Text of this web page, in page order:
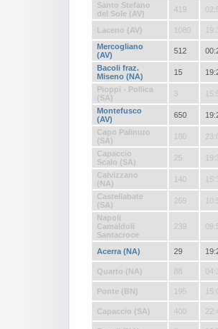
Santo Stefano
del Sole (AV)
419
Laceno (AV) 1080
Mercogliano
(AV)
512
Bacoli fraz.
Miseno (NA)
15
Pioppi - Pollica
(SA)
3
Montefusco
(AV)
650
Capo Palinuro
(SA)
180
Capaccio
Scalo (SA)
25
Calvizzano
(NA)
140
Castellabate
(SA)
269
Napoli
Camaldoli
Santacroce
239
Acerra (NA) 29
Quarto (NA) 88
Ponte (BN) 195
Capaccio (SA) 400